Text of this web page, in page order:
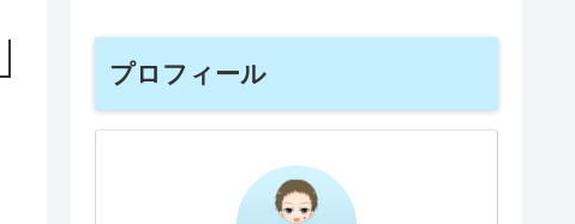
プロフィール